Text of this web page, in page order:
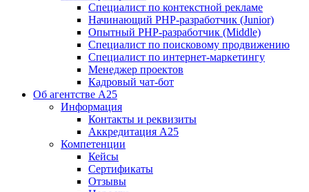
Специалист по контекстной рекламе
Начинающий PHP-разработчик (Junior)
Опытный PHP-разработчик (Middle)
Специалист по поисковому продвижению
Специалист по интернет-маркетингу
Менеджер проектов
Кадровый чат-бот
Об агентстве А25
Информация
Контакты и реквизиты
Аккредитация А25
Компетенции
Кейсы
Сертификаты
Отзывы